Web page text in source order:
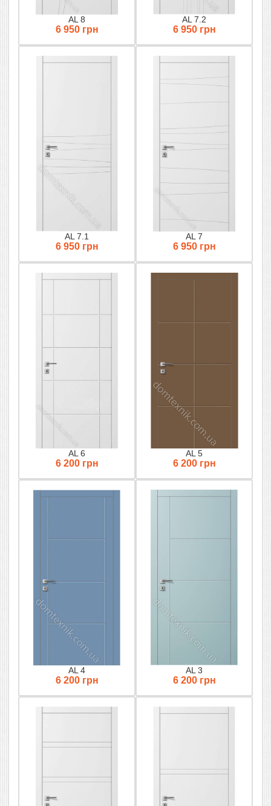
AL 8
6 950 грн
AL 7.2
6 950 грн
AL 7.1
6 950 грн
AL 7
6 950 грн
AL 6
6 200 грн
AL 5
6 200 грн
AL 4
6 200 грн
AL 3
6 200 грн